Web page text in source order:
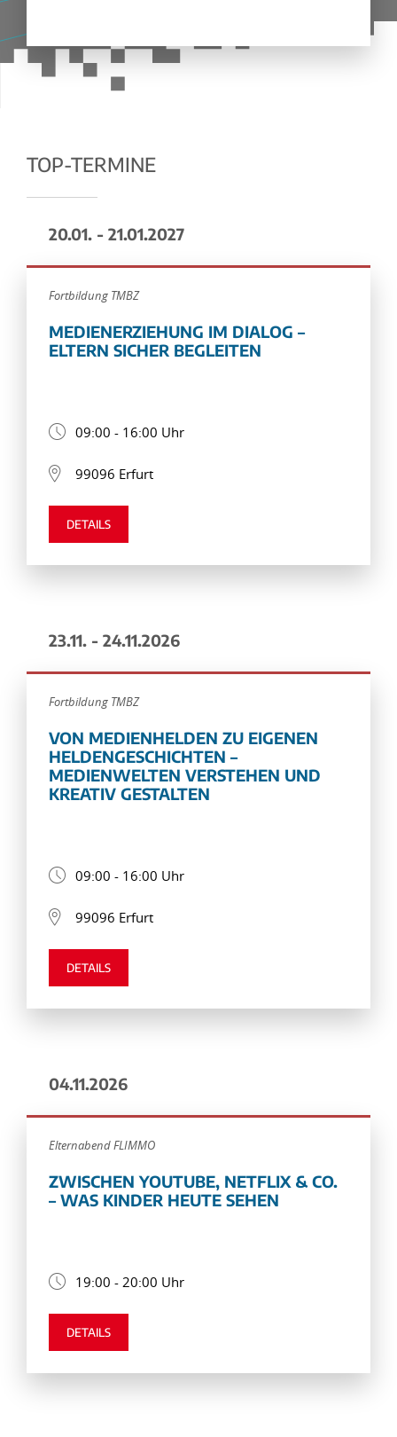
TOP-TERMINE
20.01. - 21.01.2027
Fortbildung TMBZ
MEDIENERZIEHUNG IM DIALOG –
ELTERN SICHER BEGLEITEN
09:00 - 16:00 Uhr
99096 Erfurt
DETAILS
23.11. - 24.11.2026
Fortbildung TMBZ
VON MEDIENHELDEN ZU EIGENEN
HELDENGESCHICHTEN –
MEDIENWELTEN VERSTEHEN UND
KREATIV GESTALTEN
09:00 - 16:00 Uhr
99096 Erfurt
DETAILS
04.11.2026
Elternabend FLIMMO
ZWISCHEN YOUTUBE, NETFLIX & CO.
– WAS KINDER HEUTE SEHEN
19:00 - 20:00 Uhr
DETAILS